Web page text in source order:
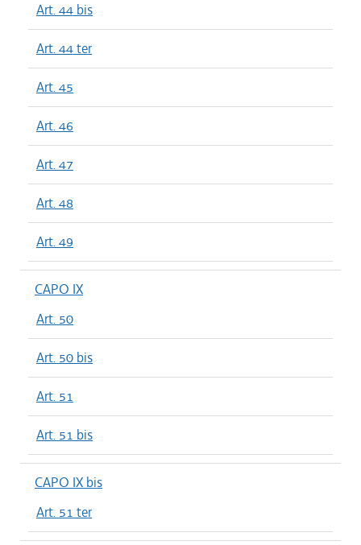
Art. 44 bis
Art. 44 ter
Art. 45
Art. 46
Art. 47
Art. 48
Art. 49
CAPO IX
Art. 50
Art. 50 bis
Art. 51
Art. 51 bis
CAPO IX bis
Art. 51 ter